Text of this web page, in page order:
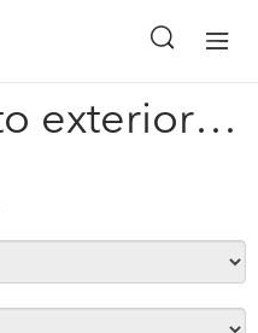
Fotopavimento exterior #267034
x